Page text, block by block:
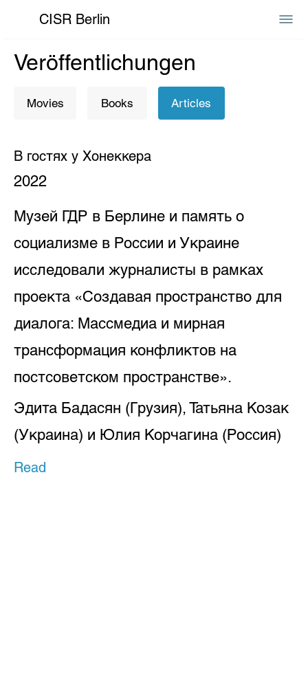
CISR Berlin
Veröffentlichungen
Movies Books Articles
В гостях у Хонеккера
2022
Музей ГДР в Берлине и память о
социализме в России и Украине
исследовали журналисты в рамках
проекта «Создавая пространство для
диалога: Массмедиа и мирная
трансформация конфликтов на
постсоветском пространстве».
Эдита Бадасян (Грузия), Татьяна Козак
(Украина) и Юлия Корчагина (Россия)
Read